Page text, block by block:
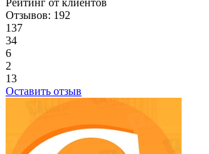
Рейтинг от клиентов
Отзывов: 192
137
34
6
2
13
Оставить отзыв